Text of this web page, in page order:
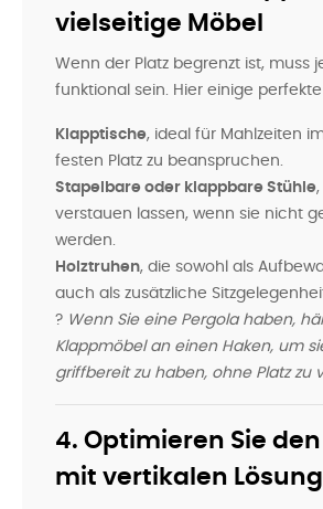
vielseitige Möbel
Wenn der Platz begrenzt ist, muss
funktional sein. Hier einige
Klapptische, ideal für Mahlzeiten
festen Platz zu beanspruchen.
Stapelbare oder klappbare Stühle
verstauen lassen, wenn sie nicht
werden.
Holztruhen, die sowohl als
auch als zusätzliche
? Wenn Sie eine Pergola haben,
Klappmöbel an einen Haken, um
griffbereit zu haben, ohne Platz zu
4. Optimieren Sie
mit vertikalen